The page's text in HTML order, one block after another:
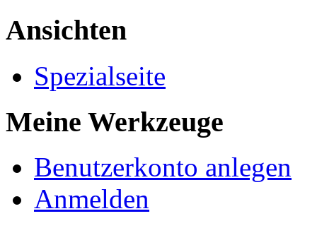
Ansichten
Spezialseite
Meine Werkzeuge
Benutzerkonto anlegen
Anmelden